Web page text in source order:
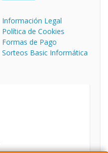
Información Legal
Política de Cookies
Formas de Pago
Sorteos Basic Informática